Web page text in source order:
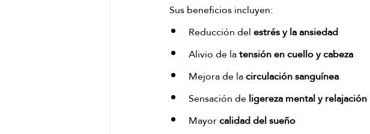
Sus beneficios incluyen:
Reducción del estrés y la ansiedad
Alivio de la tensión en cuello y cabeza
Mejora de la circulación sanguínea
Sensación de ligereza mental y
Mayor calidad del sueño